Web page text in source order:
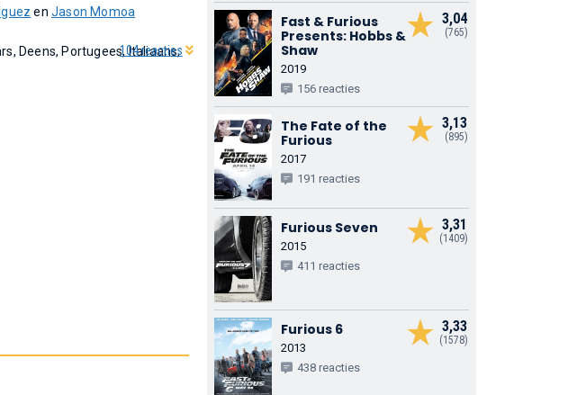
104 reacties
enJason Momoa
Deens, Portugees, Italiaans,
3,04
(765)
Fast & Furious
Presents: Hobbs &
Shaw
2019
156 reacties
3,13
(895)
The Fate of the
Furious
2017
191 reacties
3,31
(1409)
Furious Seven
2015
411 reacties
3,33
(1578)
Furious 6
2013
438 reacties